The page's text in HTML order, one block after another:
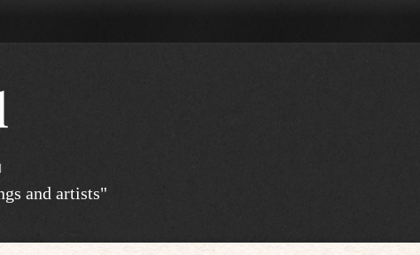
and artists"